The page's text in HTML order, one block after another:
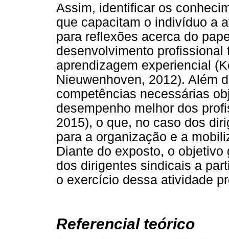
Assim, identificar os
que capacitam o indivíduo a
para reflexões acerca do
desenvolvimento profissional
aprendizagem experiencial
Nieuwenhoven, 2012). Além
competências necessárias
desempenho melhor dos
2015), o que, no caso dos
para a organização e a
Diante do exposto, o
dos dirigentes sindicais a
o exercício dessa atividade
Referencial teórico